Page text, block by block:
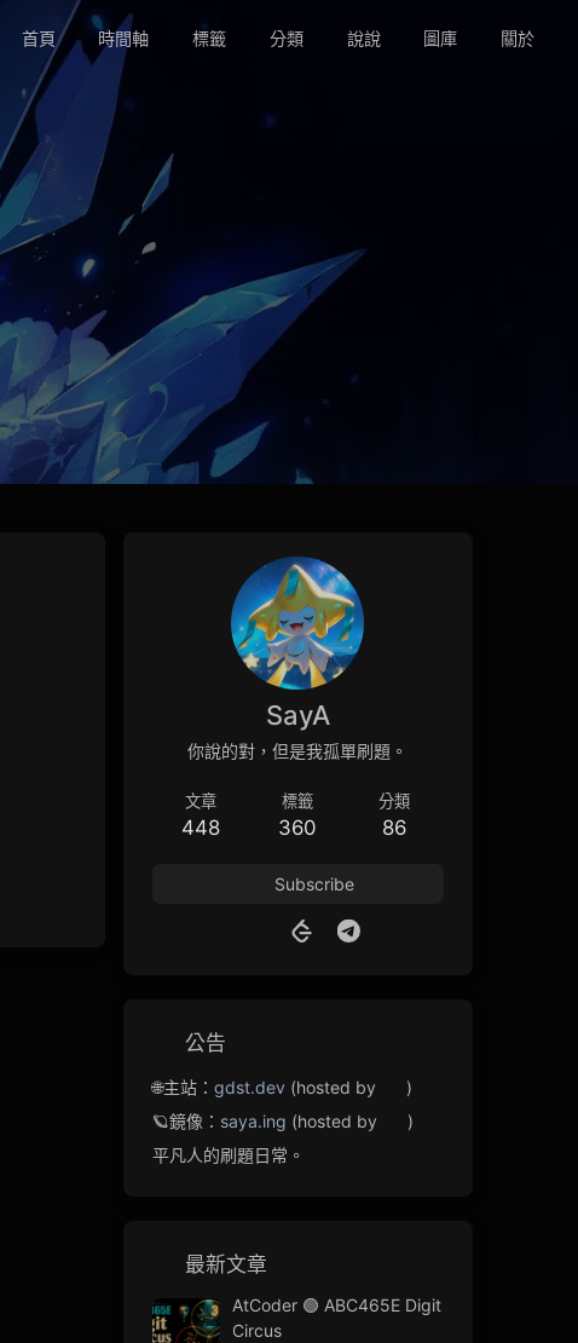
首頁 時間軸 標籤 分類 說說 圖庫 關於
SayA
你說的對，但是我孤單刷題。
文章
448
標籤
360
分類
86
Subscribe
公告
🌐主站： gdst.dev (hosted by
)
🪐鏡像： saya.ing (hosted by
)
平凡人的刷題日常。
最新文章
AtCoder 🟢 ABC465E Digit
Circus